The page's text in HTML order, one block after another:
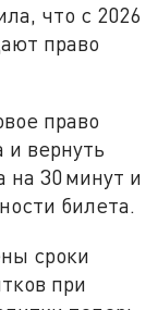
что с 2026
право
право
и вернуть
на 30 минут и
билета.
сроки
при